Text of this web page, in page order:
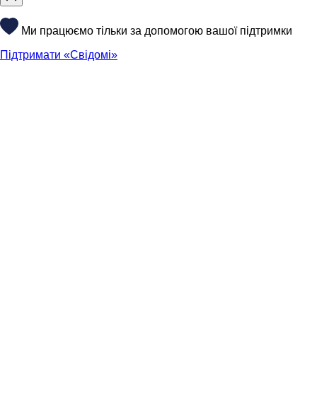
Ми працюємо тільки за допомогою вашої підтримки
Підтримати «Свідомі»